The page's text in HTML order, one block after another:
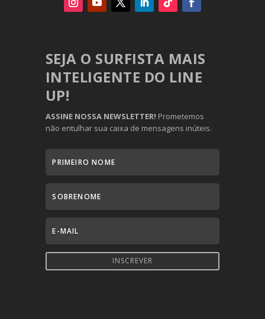
SEJA O SURFISTA MAIS
INTELIGENTE DO LINE
UP!
ASSINE NOSSA NEWSLETTER! Prometemos
não entulhar sua caixa de mensagens inúteis.
INSCREVER